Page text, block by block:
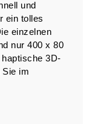
und
ein tolles
einzelnen
nur 400 x 80
3D-
Sie im